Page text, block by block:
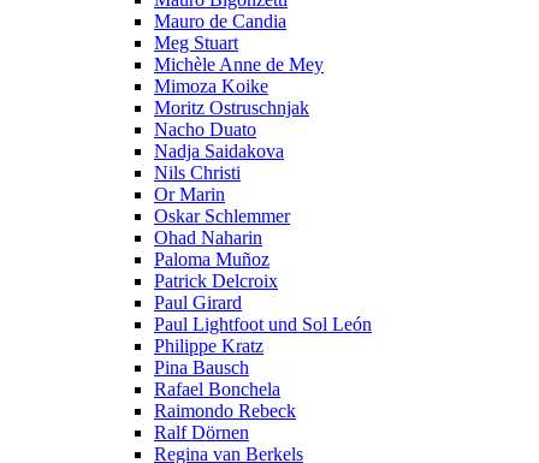
Mauro de Candia
Meg Stuart
Michèle Anne de Mey
Mimoza Koike
Moritz Ostruschnjak
Nacho Duato
Nadja Saidakova
Nils Christi
Or Marin
Oskar Schlemmer
Ohad Naharin
Paloma Muñoz
Patrick Delcroix
Paul Girard
Paul Lightfoot und Sol León
Philippe Kratz
Pina Bausch
Rafael Bonchela
Raimondo Rebeck
Ralf Dörnen
Regina van Berkels